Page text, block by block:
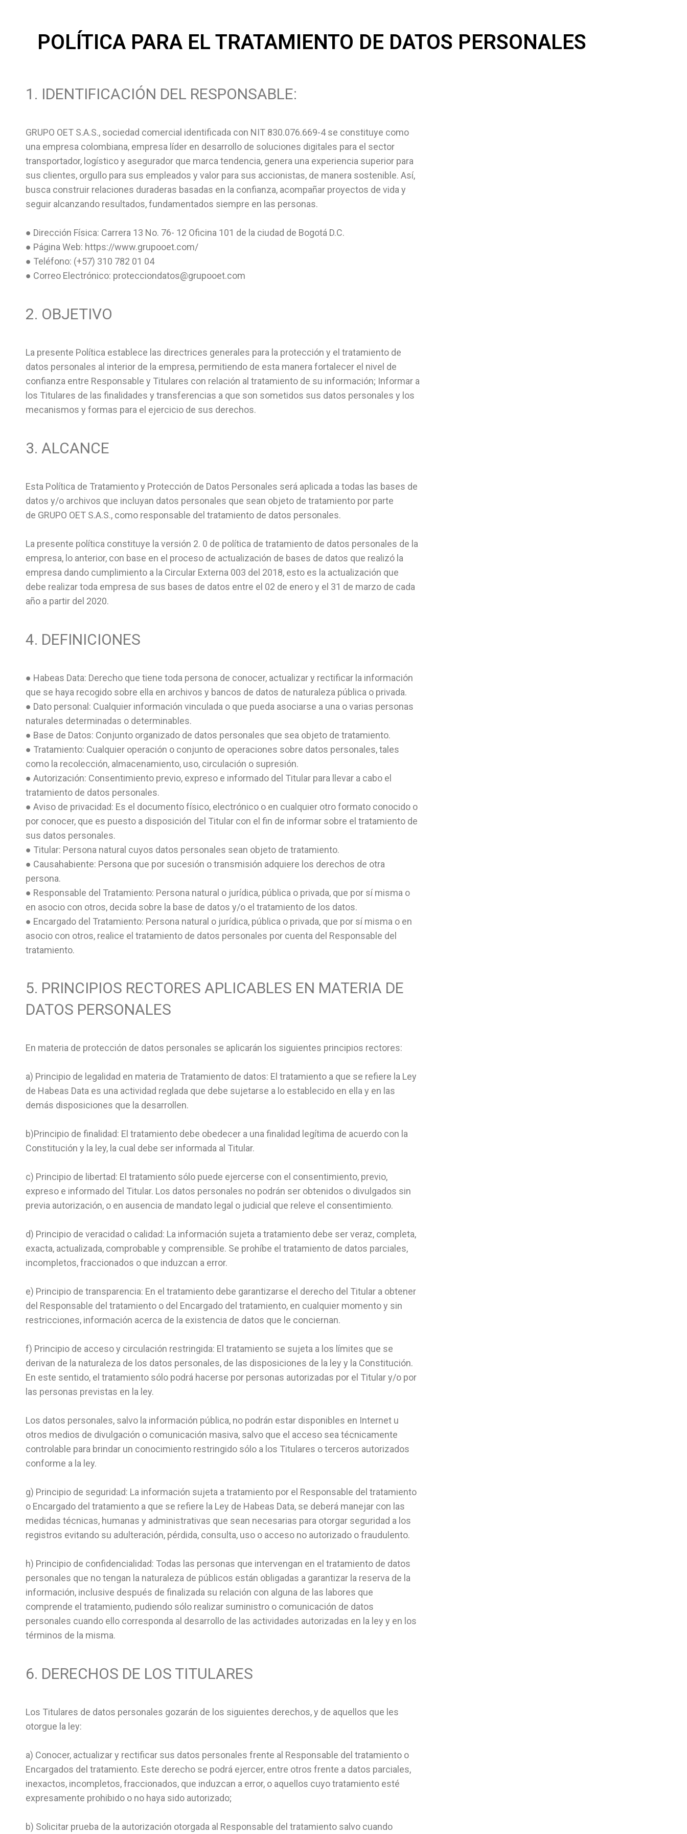
POLÍTICA PARA EL TRATAMIENTO DE DATOS PERSONALES
1. IDENTIFICACIÓN DEL RESPONSABLE:
GRUPO OET S.A.S., sociedad comercial identificada con NIT 830.076.669-4 se constituye como
una empresa colombiana, empresa líder en desarrollo de soluciones digitales para el sector
transportador, logístico y asegurador que marca tendencia, genera una experiencia superior para
sus clientes, orgullo para sus empleados y valor para sus accionistas, de manera sostenible. Así,
busca construir relaciones duraderas basadas en la confianza, acompañar proyectos de vida y
seguir alcanzando resultados, fundamentados siempre en las personas.
● Dirección Física: Carrera 13 No. 76- 12 Oficina 101 de la ciudad de Bogotá D.C.
● Página Web: https://www.grupooet.com/
● Teléfono: (+57) 310 782 01 04
● Correo Electrónico: protecciondatos@grupooet.com
2. OBJETIVO
La presente Política establece las directrices generales para la protección y el tratamiento de
datos personales al interior de la empresa, permitiendo de esta manera fortalecer el nivel de
confianza entre Responsable y Titulares con relación al tratamiento de su información; Informar a
los Titulares de las finalidades y transferencias a que son sometidos sus datos personales y los
mecanismos y formas para el ejercicio de sus derechos.
3. ALCANCE
Esta Política de Tratamiento y Protección de Datos Personales será aplicada a todas las bases de
datos y/o archivos que incluyan datos personales que sean objeto de tratamiento por parte
de GRUPO OET S.A.S., como responsable del tratamiento de datos personales.
La presente política constituye la versión 2. 0 de política de tratamiento de datos personales de la
empresa, lo anterior, con base en el proceso de actualización de bases de datos que realizó la
empresa dando cumplimiento a la Circular Externa 003 del 2018, esto es la actualización que
debe realizar toda empresa de sus bases de datos entre el 02 de enero y el 31 de marzo de cada
año a partir del 2020.
4. DEFINICIONES
● Habeas Data: Derecho que tiene toda persona de conocer, actualizar y rectificar la información
que se haya recogido sobre ella en archivos y bancos de datos de naturaleza pública o privada.
● Dato personal: Cualquier información vinculada o que pueda asociarse a una o varias personas
naturales determinadas o determinables.
● Base de Datos: Conjunto organizado de datos personales que sea objeto de tratamiento.
● Tratamiento: Cualquier operación o conjunto de operaciones sobre datos personales, tales
como la recolección, almacenamiento, uso, circulación o supresión.
● Autorización: Consentimiento previo, expreso e informado del Titular para llevar a cabo el
tratamiento de datos personales.
● Aviso de privacidad: Es el documento físico, electrónico o en cualquier otro formato conocido o
por conocer, que es puesto a disposición del Titular con el fin de informar sobre el tratamiento de
sus datos personales.
● Titular: Persona natural cuyos datos personales sean objeto de tratamiento.
● Causahabiente: Persona que por sucesión o transmisión adquiere los derechos de otra
persona.
● Responsable del Tratamiento: Persona natural o jurídica, pública o privada, que por sí misma o
en asocio con otros, decida sobre la base de datos y/o el tratamiento de los datos.
● Encargado del Tratamiento: Persona natural o jurídica, pública o privada, que por sí misma o en
asocio con otros, realice el tratamiento de datos personales por cuenta del Responsable del
tratamiento.
5. PRINCIPIOS RECTORES APLICABLES EN MATERIA DE
DATOS PERSONALES
En materia de protección de datos personales se aplicarán los siguientes principios rectores:
a) Principio de legalidad en materia de Tratamiento de datos: El tratamiento a que se refiere la Ley
de Habeas Data es una actividad reglada que debe sujetarse a lo establecido en ella y en las
demás disposiciones que la desarrollen.
b)Principio de finalidad: El tratamiento debe obedecer a una finalidad legítima de acuerdo con la
Constitución y la ley, la cual debe ser informada al Titular.
c) Principio de libertad: El tratamiento sólo puede ejercerse con el consentimiento, previo,
expreso e informado del Titular. Los datos personales no podrán ser obtenidos o divulgados sin
previa autorización, o en ausencia de mandato legal o judicial que releve el consentimiento.
d) Principio de veracidad o calidad: La información sujeta a tratamiento debe ser veraz, completa,
exacta, actualizada, comprobable y comprensible. Se prohíbe el tratamiento de datos parciales,
incompletos, fraccionados o que induzcan a error.
e) Principio de transparencia: En el tratamiento debe garantizarse el derecho del Titular a obtener
del Responsable del tratamiento o del Encargado del tratamiento, en cualquier momento y sin
restricciones, información acerca de la existencia de datos que le conciernan.
f) Principio de acceso y circulación restringida: El tratamiento se sujeta a los límites que se
derivan de la naturaleza de los datos personales, de las disposiciones de la ley y la Constitución.
En este sentido, el tratamiento sólo podrá hacerse por personas autorizadas por el Titular y/o por
las personas previstas en la ley.
Los datos personales, salvo la información pública, no podrán estar disponibles en Internet u
otros medios de divulgación o comunicación masiva, salvo que el acceso sea técnicamente
controlable para brindar un conocimiento restringido sólo a los Titulares o terceros autorizados
conforme a la ley.
g) Principio de seguridad: La información sujeta a tratamiento por el Responsable del tratamiento
o Encargado del tratamiento a que se refiere la Ley de Habeas Data, se deberá manejar con las
medidas técnicas, humanas y administrativas que sean necesarias para otorgar seguridad a los
registros evitando su adulteración, pérdida, consulta, uso o acceso no autorizado o fraudulento.
h) Principio de confidencialidad: Todas las personas que intervengan en el tratamiento de datos
personales que no tengan la naturaleza de públicos están obligadas a garantizar la reserva de la
información, inclusive después de finalizada su relación con alguna de las labores que
comprende el tratamiento, pudiendo sólo realizar suministro o comunicación de datos
personales cuando ello corresponda al desarrollo de las actividades autorizadas en la ley y en los
términos de la misma.
6. DERECHOS DE LOS TITULARES
Los Titulares de datos personales gozarán de los siguientes derechos, y de aquellos que les
otorgue la ley:
a) Conocer, actualizar y rectificar sus datos personales frente al Responsable del tratamiento o
Encargados del tratamiento. Este derecho se podrá ejercer, entre otros frente a datos parciales,
inexactos, incompletos, fraccionados, que induzcan a error, o aquellos cuyo tratamiento esté
expresamente prohibido o no haya sido autorizado;
b) Solicitar prueba de la autorización otorgada al Responsable del tratamiento salvo cuando